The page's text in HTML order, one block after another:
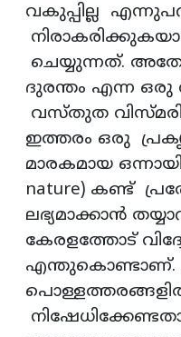
വകുപ്പില്ല
ചെയ്യുന്നത്.
ദുരന്തം എന്ന ഒരു
വസ്തുത
ഇത്തരം ഒരു
മാരകമായ
nature) കണ്ട്
ലഭ്യമാക്കാൻ
കേരളത്തോട്
എന്തുകൊണ്ടാണ്.